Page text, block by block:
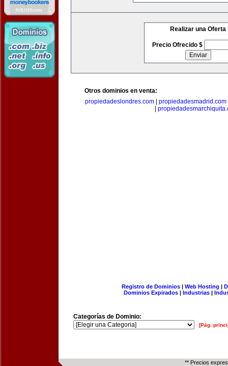
Realizar una Oferta
Precio Ofrecido $
Otros dominios en venta:
propiedadeslondres.com
propiedadesmadrid.com
Registro de Dominios| Web Hosting |
Dominios Expirados | Industrias |
Categorías de Dominio:
[Pág.
** Precios